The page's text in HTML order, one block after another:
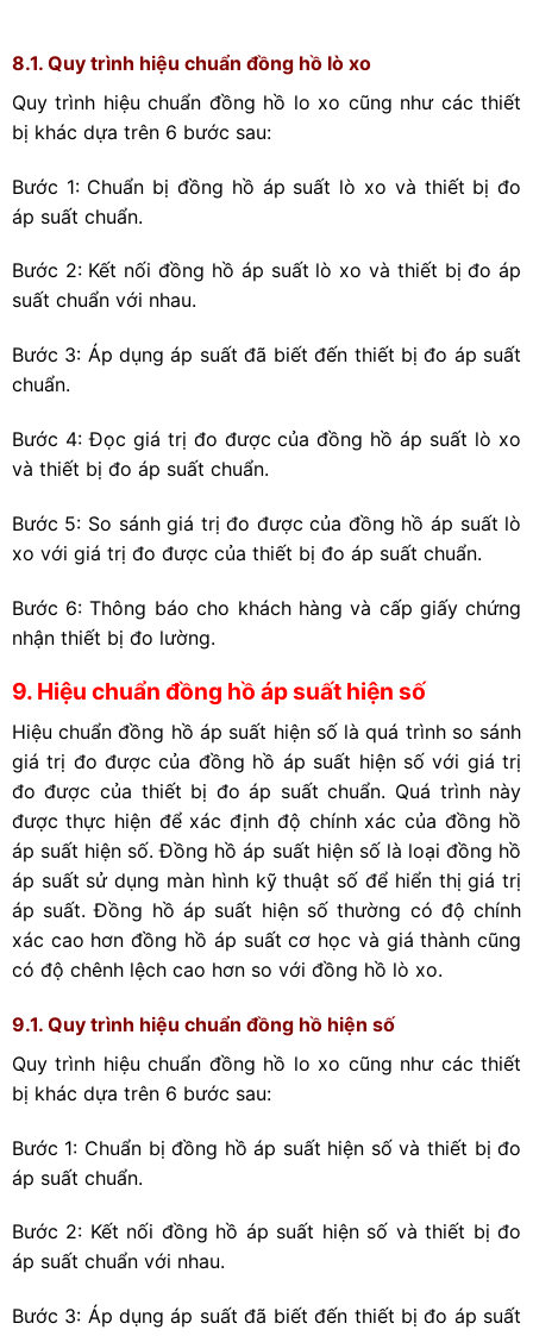
8.1. Quy trình hiệu chuẩn đồng hồ lò xo
Quy trình hiệu chuẩn đồng hồ lo xo cũng như các thiết
bị khác dựa trên 6 bước sau:
Bước 1: Chuẩn bị đồng hồ áp suất lò xo và thiết bị đo
áp suất chuẩn.
Bước 2: Kết nối đồng hồ áp suất lò xo và thiết bị đo áp
suất chuẩn với nhau.
Bước 3: Áp dụng áp suất đã biết đến thiết bị đo áp suất
chuẩn.
Bước 4: Đọc giá trị đo được của đồng hồ áp suất lò xo
và thiết bị đo áp suất chuẩn.
Bước 5: So sánh giá trị đo được của đồng hồ áp suất lò
xo với giá trị đo được của thiết bị đo áp suất chuẩn.
Bước 6: Thông báo cho khách hàng và cấp giấy chứng
nhận thiết bị đo lường.
9. Hiệu chuẩn đồng hồ áp suất hiện số
Hiệu chuẩn đồng hồ áp suất hiện số là quá trình so sánh
giá trị đo được của đồng hồ áp suất hiện số với giá trị
đo được của thiết bị đo áp suất chuẩn. Quá trình này
được thực hiện để xác định độ chính xác của đồng hồ
áp suất hiện số. Đồng hồ áp suất hiện số là loại đồng hồ
áp suất sử dụng màn hình kỹ thuật số để hiển thị giá trị
áp suất. Đồng hồ áp suất hiện số thường có độ chính
xác cao hơn đồng hồ áp suất cơ học và giá thành cũng
có độ chênh lệch cao hơn so với đồng hồ lò xo.
9.1. Quy trình hiệu chuẩn đồng hồ hiện số
Quy trình hiệu chuẩn đồng hồ lo xo cũng như các thiết
bị khác dựa trên 6 bước sau:
Bước 1: Chuẩn bị đồng hồ áp suất hiện số và thiết bị đo
áp suất chuẩn.
Bước 2: Kết nối đồng hồ áp suất hiện số và thiết bị đo
áp suất chuẩn với nhau.
Bước 3: Áp dụng áp suất đã biết đến thiết bị đo áp suất